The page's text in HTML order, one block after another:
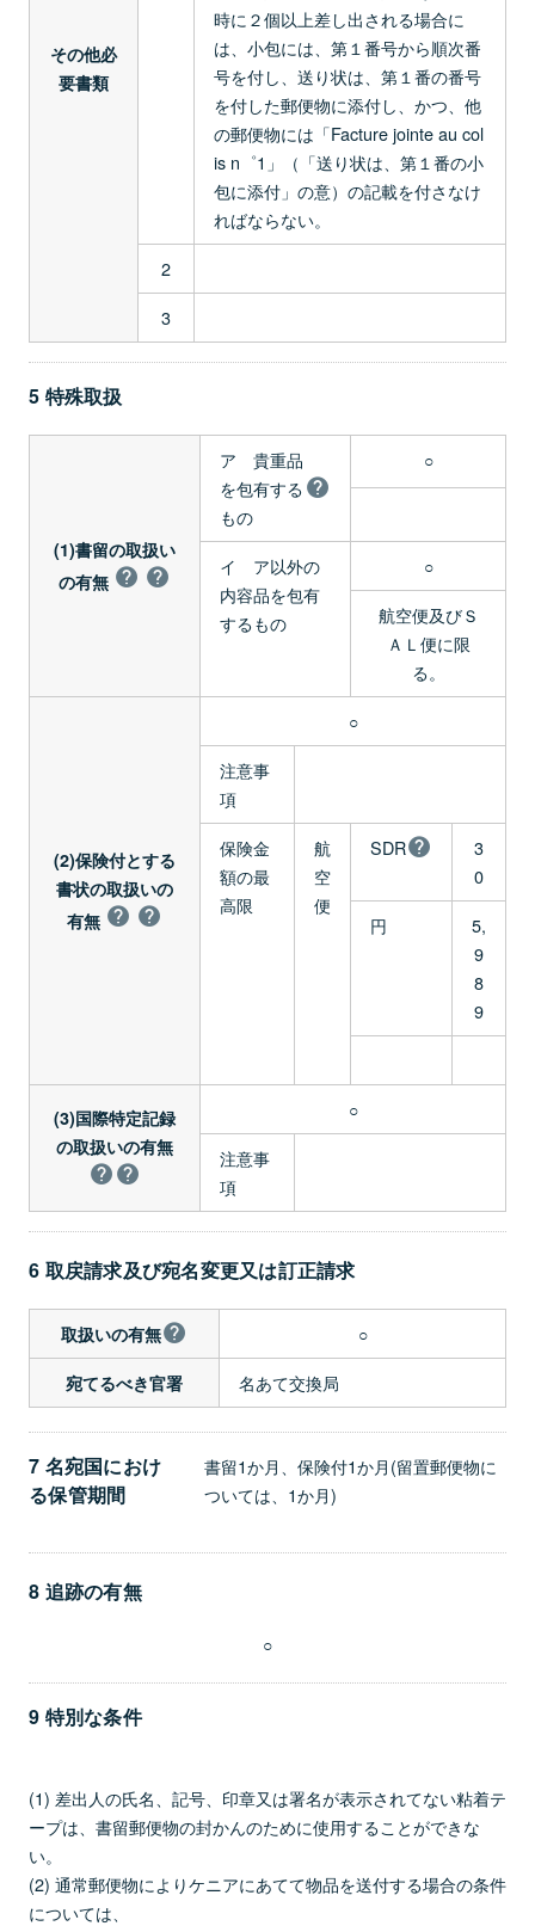
その他必
要書類
時に２個以上差し出される場合に
は、小包には、第１番号から順次番
号を付し、送り状は、第１番の番号
を付した郵便物に添付し、かつ、他
の郵便物には「Facture jointe au col
is n゜1」（「送り状は、第１番の小
包に添付」の意）の記載を付さなけ
ればならない。
2
3
5 特殊取扱
(1)書留の取扱い
の有無
ア 貴重品
を包有する
もの
○
イ ア以外の
内容品を包有
するもの
○
航空便及びＳ
ＡＬ便に限
る。
(2)保険付とする
書状の取扱いの
有無
○
注意事
項
保険金
額の最
高限
航
空
便
SDR
3
0
円
5,
9
8
9
(3)国際特定記録
の取扱いの有無
○
注意事
項
6 取戻請求及び宛名変更又は訂正請求
取扱いの有無 ○
宛てるべき官署 名あて交換局
7 名宛国におけ
る保管期間
書留1か月、保険付1か月(留置郵便物に
ついては、1か月)
8 追跡の有無
○
9 特別な条件
(1) 差出人の氏名、記号、印章又は署名が表示されてない粘着テ
ープは、書留郵便物の封かんのために使用することができな
い。
(2) 通常郵便物によりケニアにあてて物品を送付する場合の条件
については、